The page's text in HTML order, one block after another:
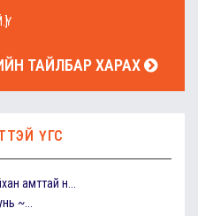
ТАЙЛБАР ХАРАХ
ҮГС
амттай н...
~...